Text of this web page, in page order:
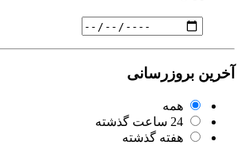
آخرین بروزرسانی
همه
24 ساعت گذشته
هفته گذشته